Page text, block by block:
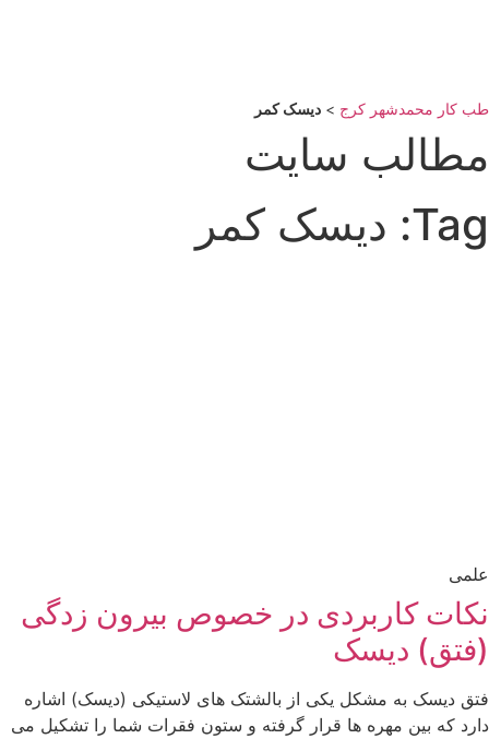
طب کار محمدشهر کرج > دیسک کمر
مطالب سایت
Tag: دیسک کمر
علمی
نکات کاربردی در خصوص بیرون زدگی
(فتق) دیسک
فتق دیسک به مشکل یکی از بالشتک های لاستیکی (دیسک) اشاره
دارد که بین مهره ها قرار گرفته و ستون فقرات شما را تشکیل می